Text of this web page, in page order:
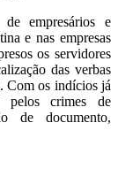
empresários e
e nas empresas
os servidores
das verbas
Com os indícios já
pelos crimes de
de documento,